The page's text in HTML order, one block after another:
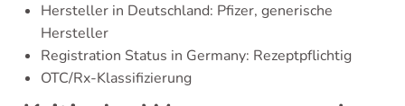
Hersteller in Deutschland: Pfizer, generische
Hersteller
Registration Status in Germany: Rezeptpflichtig
OTC/Rx-Klassifizierung